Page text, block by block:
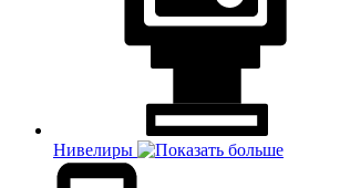
Нивелиры